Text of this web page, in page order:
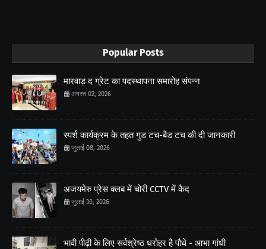
Popular Posts
मारवाड़ द ग्रेट का पदस्थापना समारोह संपन्न
अगस्त 02, 2026
स्पर्श कार्यक्रम के तहत गुड टच-बैड टच की दी जानकारी
जुलाई 08, 2026
अजयमेरु प्रेस क्लब में चोरी CCTV में कैद
जुलाई 30, 2026
भावी पीढ़ी के लिए सर्वश्रेष्ठ धरोहर है पौधे - आभा गांधी